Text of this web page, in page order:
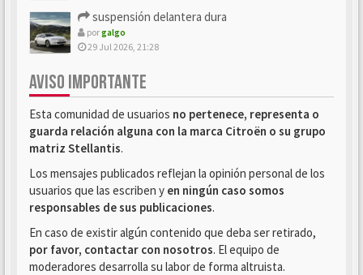
suspensión delantera dura
porgalgo
29 Jul 2026, 21:28
AVISO IMPORTANTE
Esta comunidad de usuarios no pertenece, representa o
guarda relación alguna con la marca Citroën o su grupo
matriz Stellantis.
Los mensajes publicados reflejan la opinión personal de los
usuarios que las escriben y en ningún caso somos
responsables de sus publicaciones.
En caso de existir algún contenido que deba ser retirado,
por favor, contactar con nosotros. El equipo de
moderadores desarrolla su labor de forma altruista.